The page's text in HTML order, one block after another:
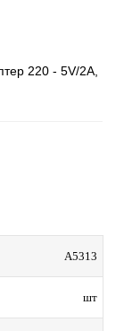
220 - 5V/2A,
A5313
шт